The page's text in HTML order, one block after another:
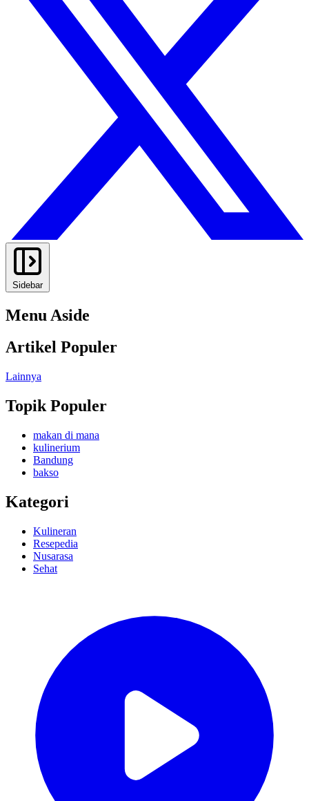
Sidebar
Menu Aside
Artikel Populer
Lainnya
Topik Populer
makan di mana
kulinerium
Bandung
bakso
Kategori
Kulineran
Resepedia
Nusarasa
Sehat